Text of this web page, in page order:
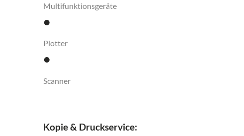
Multifunktionsgeräte
•
Plotter
•
Scanner
Kopie & Druckservice: